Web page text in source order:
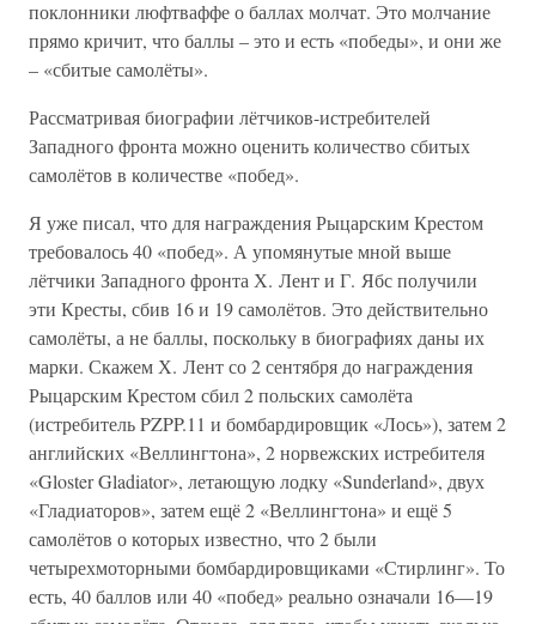
поклонники люфтваффе о баллах молчат. Это молчание
прямо кричит, что баллы – это и есть «победы», и они же
– «сбитые самолёты».
Рассматривая биографии лётчиков-истребителей
Западного фронта можно оценить количество сбитых
самолётов в количестве «побед».
Я уже писал, что для награждения Рыцарским Крестом
требовалось 40 «побед». А упомянутые мной выше
лётчики Западного фронта Х. Лент и Г. Ябс получили
эти Кресты, сбив 16 и 19 самолётов. Это действительно
самолёты, а не баллы, поскольку в биографиях даны их
марки. Скажем Х. Лент со 2 сентября до награждения
Рыцарским Крестом сбил 2 польских самолёта
(истребитель PZPP.11 и бомбардировщик «Лось»), затем 2
английских «Веллингтона», 2 норвежских истребителя
«Gloster Gladiator», летающую лодку «Sunderland», двух
«Гладиаторов», затем ещё 2 «Веллингтона» и ещё 5
самолётов о которых известно, что 2 были
четырехмоторными бомбардировщиками «Стирлинг». То
есть, 40 баллов или 40 «побед» реально означали 16—19